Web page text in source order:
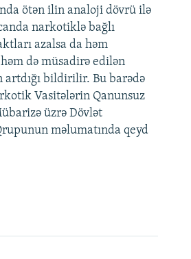
ötən ilin analoji dövrü ilə
narkotiklə bağlı
azalsa da həm
də müsadirə edilən
bildirilir. Bu barədə
Vasitələrin Qanunsuz
üzrə Dövlət
məlumatında qeyd